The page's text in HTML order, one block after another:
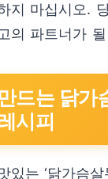
지 마십시오.
의 파트너가
드는 닭가
시피
있는 ‘닭가슴살